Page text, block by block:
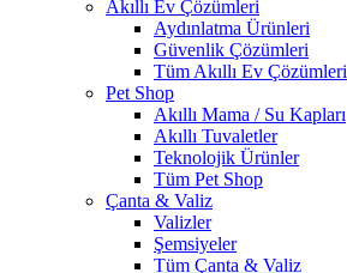
Akıllı Ev Çözümleri
Aydınlatma Ürünleri
Güvenlik Çözümleri
Tüm Akıllı Ev Çözümleri
Pet Shop
Akıllı Mama / Su Kapları
Akıllı Tuvaletler
Teknolojik Ürünler
Tüm Pet Shop
Çanta & Valiz
Valizler
Şemsiyeler
Tüm Çanta & Valiz